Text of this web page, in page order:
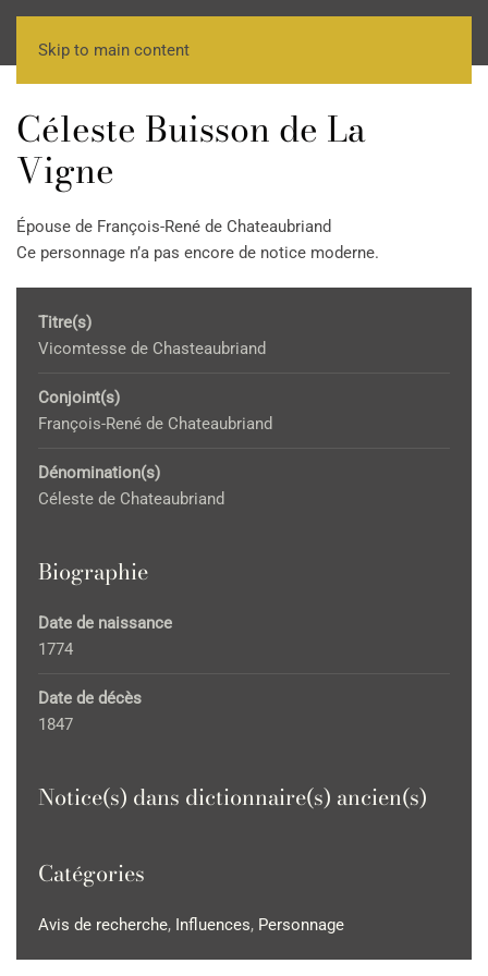
Skip to main content
Céleste Buisson de La
Vigne
Épouse de François-René de Chateaubriand
Ce personnage n’a pas encore de notice moderne.
Titre(s)
Vicomtesse de Chasteaubriand
Conjoint(s)
François-René de Chateaubriand
Dénomination(s)
Céleste de Chateaubriand
Biographie
Date de naissance
1774
Date de décès
1847
Notice(s) dans dictionnaire(s) ancien(s)
Catégories
Avis de recherche, Influences, Personnage